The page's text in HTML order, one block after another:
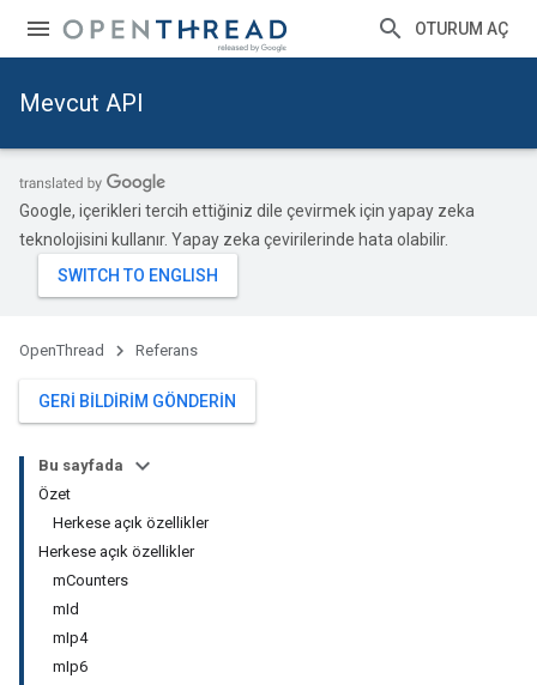
OTURUM AÇ
Mevcut API
Google, içerikleri tercih ettiğiniz dile çevirmek için yapay zeka
teknolojisini kullanır. Yapay zeka çevirilerinde hata olabilir.
OpenThread Referans
GERI BILDIRIM GÖNDERIN
Bu sayfada
Özet
Herkese açık özellikler
Herkese açık özellikler
mCounters
mId
mIp4
mIp6